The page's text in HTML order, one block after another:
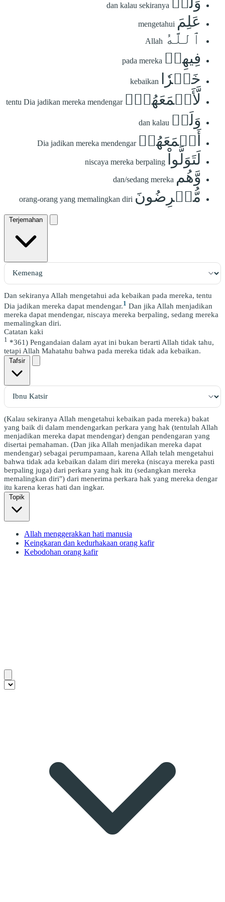
dan kalau sekiranya
عَلِمَ mengetahui
ٱللَّهُ Allah
فِيهِمۡ pada mereka
خَيۡرٗا kebaikan
لَّأَسۡمَعَهُمۡۖ tentu Dia jadikan mereka mendengar
وَلَوۡ dan kalau
أَسۡمَعَهُمۡ Dia jadikan mereka mendengar
لَتَوَلَّواْ niscaya mereka berpaling
وَّهُم dan/sedang mereka
مُّعۡرِضُونَ orang-orang yang memalingkan diri
Terjemahan
Dan sekiranya Allah mengetahui ada kebaikan pada mereka, tentu
Dia jadikan mereka dapat mendengar.1 Dan jika Allah menjadikan
mereka dapat mendengar, niscaya mereka berpaling, sedang mereka
memalingkan diri.
Catatan kaki
1 *361) Pengandaian dalam ayat ini bukan berarti Allah tidak tahu,
tetapi Allah Mahatahu bahwa pada mereka tidak ada kebaikan.
Tafsir
(Kalau sekiranya Allah mengetahui kebaikan pada mereka) bakat
yang baik di dalam mendengarkan perkara yang hak (tentulah Allah
menjadikan mereka dapat mendengar) dengan pendengaran yang
disertai pemahaman. (Dan jika Allah menjadikan mereka dapat
mendengar) sebagai perumpamaan, karena Allah telah mengetahui
bahwa tidak ada kebaikan dalam diri mereka (niscaya mereka pasti
berpaling juga) dari perkara yang hak itu (sedangkan mereka
memalingkan diri") dari menerima perkara hak yang mereka dengar
itu karena keras hati dan ingkar.
Topik
Allah menggerakkan hati manusia
Keingkaran dan kedurhakaan orang kafir
Kebodohan orang kafir